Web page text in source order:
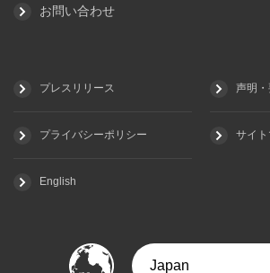
お問い合わせ
プレスリリース 声明
プライバシーポリシー サイ
English